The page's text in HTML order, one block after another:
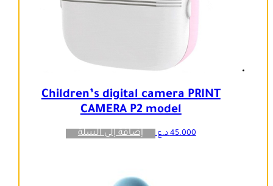
Children’s digital camera PRINT
CAMERA P2 model
45.000 د.ع إضافة إلى السلة